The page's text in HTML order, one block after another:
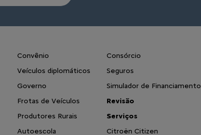
Convênio
Veículos diplomáticos
Governo
Frotas de Veículos
Produtores Rurais
Autoescola
Consórcio
Seguros
Simulador de Financiamento
Revisão
Serviços
Citroën Citizen